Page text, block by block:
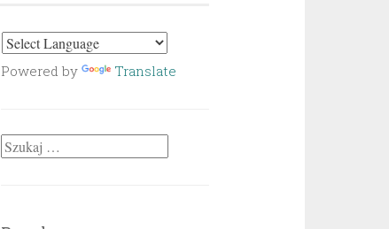
Powered by Translate
Szukaj: